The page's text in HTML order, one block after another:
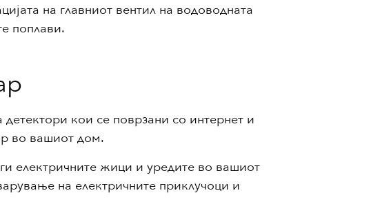
на главниот вентил на водоводната
поплави.
кои се поврзани со интернет и
во вашиот дом.
електричните жици и уредите во вашиот
на електричните приклучоци и